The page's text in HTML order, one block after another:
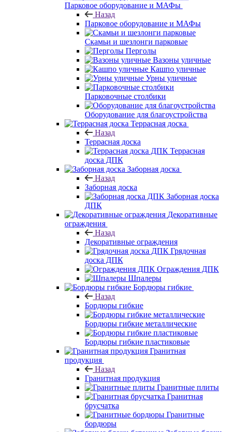
Парковое оборудование и МАФы
Назад
Парковое оборудование и МАФы
Скамьи и шезлонги парковые
Перголы
Вазоны уличные
Кашпо уличные
Урны уличные
Парковочные столбики
Оборудование для благоустройства
Террасная доска
Назад
Террасная доска
Террасная
доска ДПК
Заборная доска
Назад
Заборная доска
Заборная доска
ДПК
Декоративные
ограждения
Назад
Декоративные ограждения
Грядочная
доска ДПК
Ограждения ДПК
Шпалеры
Бордюры гибкие
Назад
Бордюры гибкие
Бордюры гибкие металлические
Бордюры гибкие пластиковые
Гранитная
продукция
Назад
Гранитная продукция
Гранитные плиты
Гранитная
брусчатка
Гранитные
бордюры